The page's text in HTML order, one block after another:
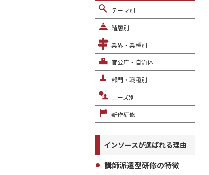
テーマ別
階層別
業界・業種別
官公庁・自治体
部門・職種別
ニーズ別
新作研修
インソースが選ばれる理由
講師派遣型研修の特徴